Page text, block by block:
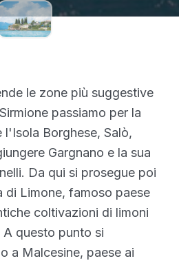
le zone più suggestive
passiamo per la
l'Isola Borghese, Salò,
Gargnano e la sua
Da qui si prosegue poi
di Limone, famoso paese
coltivazioni di limoni
questo punto si
a Malcesine, paese ai